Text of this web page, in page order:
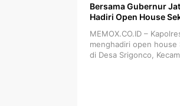
Bersama Gubernur
Hadiri Open House
MEMOX.CO.ID –
menghadiri open house
di Desa Srigonco,